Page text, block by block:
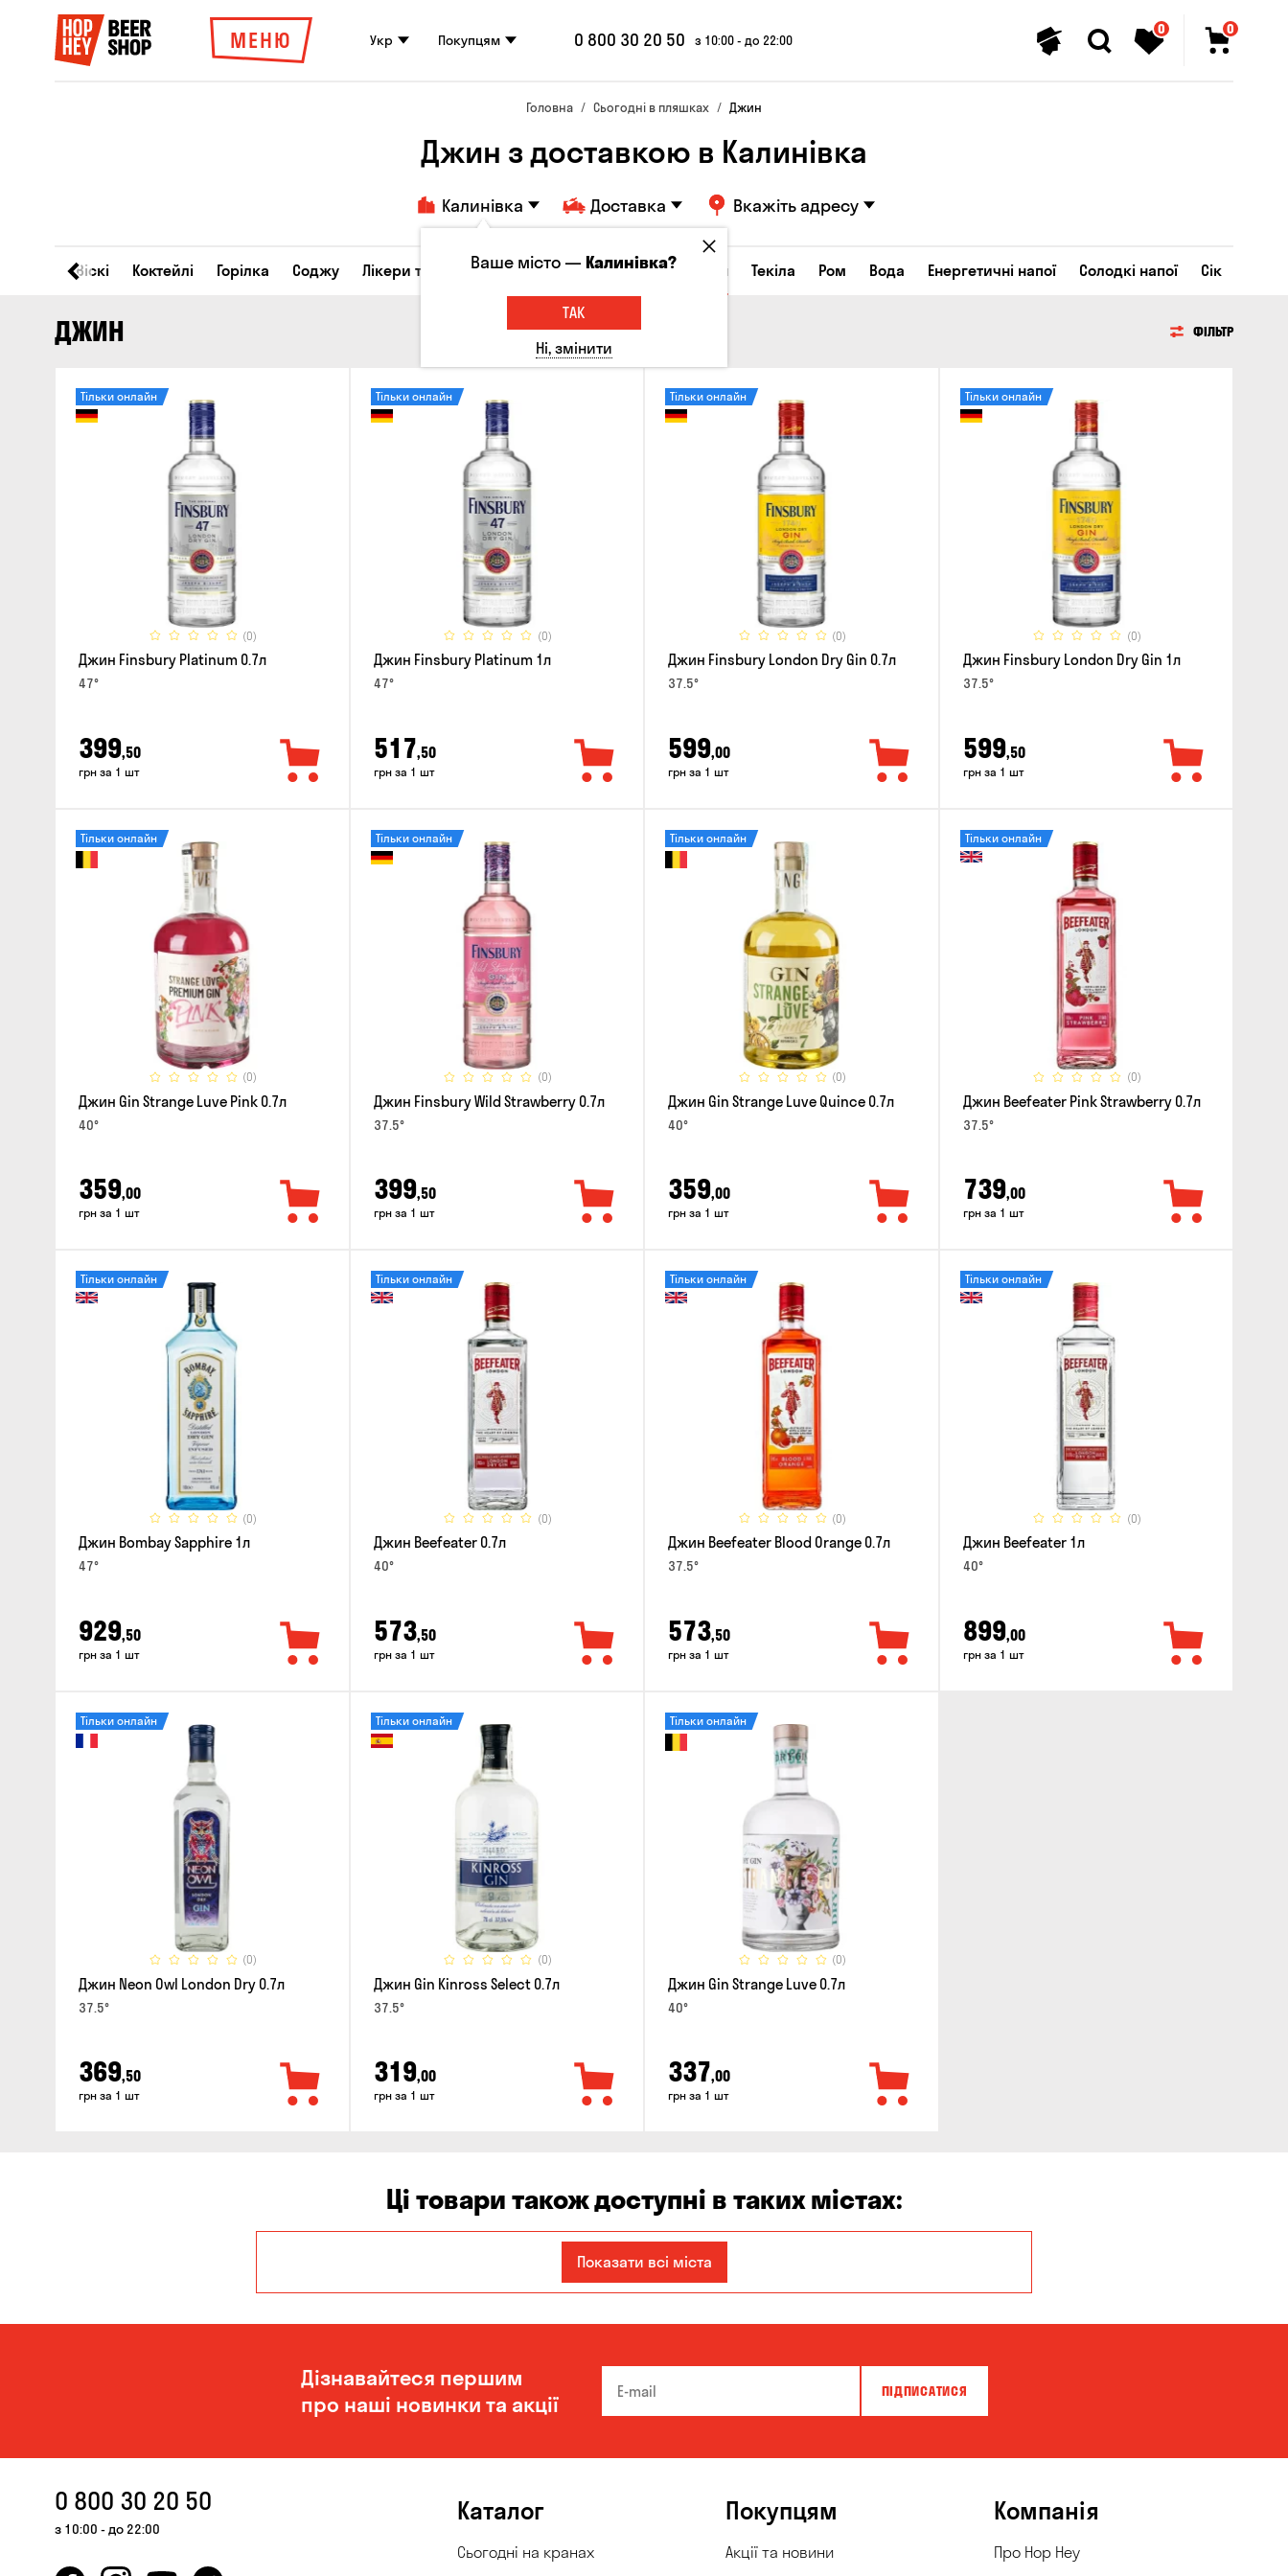
МЕНЮ Укр Покупцям 0 800 30 20 50 з 10:00 - до 22:00
0 0
Головна Сьогодні в пляшках Джин
Джин з доставкою в Калинівка
Калинівка Доставка Вкажіть адресу
Віскі Коктейлі Горілка Соджу Лікери та настоянки Коньяки та бренді Джин Текіла Ром Вода Енергетичні напої Солодкі напої Сік
ДЖИН ФІЛЬТР
(0)
Тільки онлайн
Джин Finsbury Platinum 0.7л
47°
399,50
грн за 1 шт
(0)
Тільки онлайн
Джин Finsbury Platinum 1л
47°
517,50
грн за 1 шт
(0)
Тільки онлайн
Джин Finsbury London Dry Gin 0.7л
37.5°
599,00
грн за 1 шт
(0)
Тільки онлайн
Джин Finsbury London Dry Gin 1л
37.5°
599,50
грн за 1 шт
(0)
Тільки онлайн
Джин Gin Strange Luve Pink 0.7л
40°
359,00
грн за 1 шт
(0)
Тільки онлайн
Джин Finsbury Wild Strawberry 0.7л
37.5°
399,50
грн за 1 шт
(0)
Тільки онлайн
Джин Gin Strange Luve Quince 0.7л
40°
359,00
грн за 1 шт
(0)
Тільки онлайн
Джин Beefeater Pink Strawberry 0.7л
37.5°
739,00
грн за 1 шт
(0)
Тільки онлайн
Джин Bombay Sapphire 1л
47°
929,50
грн за 1 шт
(0)
Тільки онлайн
Джин Beefeater 0.7л
40°
573,50
грн за 1 шт
(0)
Тільки онлайн
Джин Beefeater Blood Orange 0.7л
37.5°
573,50
грн за 1 шт
(0)
Тільки онлайн
Джин Beefeater 1л
40°
899,00
грн за 1 шт
(0)
Тільки онлайн
Джин Neon Owl London Dry 0.7л
37.5°
369,50
грн за 1 шт
(0)
Тільки онлайн
Джин Gin Kinross Select 0.7л
37.5°
319,00
грн за 1 шт
(0)
Тільки онлайн
Джин Gin Strange Luve 0.7л
40°
337,00
грн за 1 шт
Ці товари також доступні в таких містах:
Кам'янське
Миколаїв Одеса Олександрівка Чорноморськ
Показати всі міста
Дізнавайтеся першим
про наші новинки та акції
ПІДПИСАТИСЯ
0 800 30 20 50
з 10:00 - до 22:00
Каталог
Сьогодні на кранах
Покупцям
Акції та новини
Компанія
Про Hop Hey
Ваше місто —Калинівка?
ТАК
Ні, змінити